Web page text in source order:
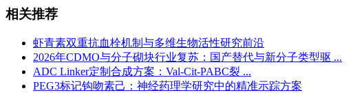
相关推荐
虾青素双重抗血栓机制与多维生物活性研究前沿
2026年CDMO与分子砌块行业复苏：国产替代与新分子类型驱 ...
ADC Linker定制合成方案：Val-Cit-PABC裂 ...
PEG3标记钩吻素己：神经药理学研究中的精准示踪方案